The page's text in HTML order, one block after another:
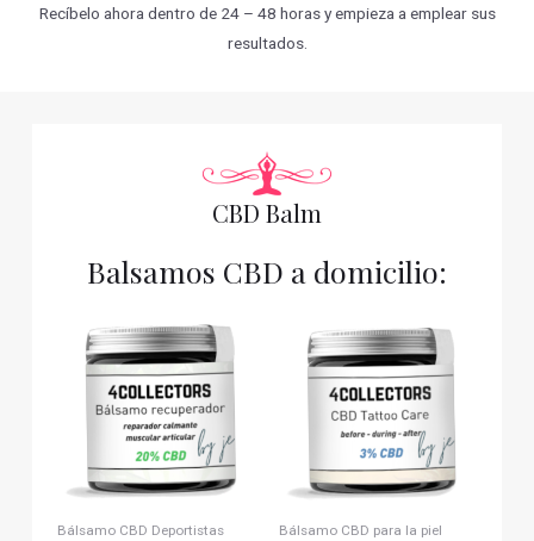
Recíbelo ahora dentro de 24 – 48 horas y empieza a emplear sus
resultados.
CBD Balm
Balsamos CBD a domicilio:
Bálsamo CBD Deportistas Bálsamo CBD para la piel